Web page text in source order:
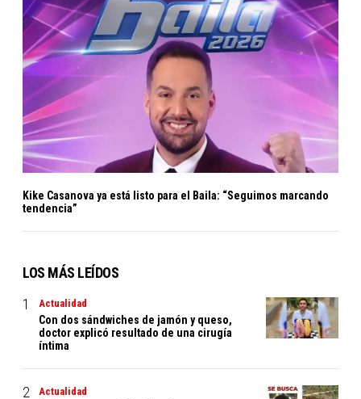
Kike Casanova ya está listo para el Baila: “Seguimos marcando
tendencia”
LOS MÁS LEÍDOS
Actualidad
Con dos sándwiches de jamón y queso,
doctor explicó resultado de una cirugía
íntima
Actualidad